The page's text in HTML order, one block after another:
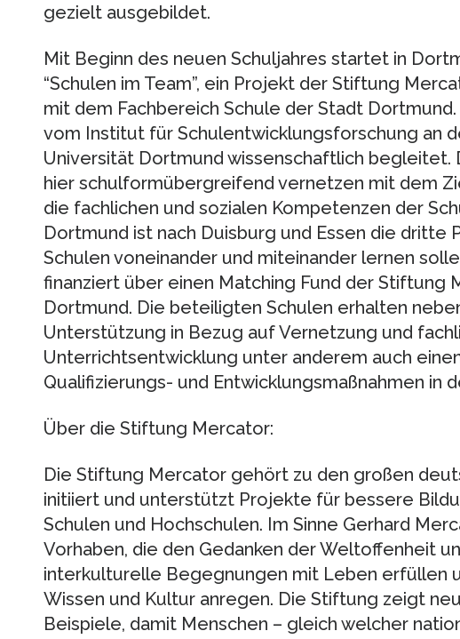
gezielt ausgebildet.
Mit Beginn des neuen Schuljahres startet in
“Schulen im Team”, ein Projekt der Stiftung
mit dem Fachbereich Schule der Stadt Dortmund.
vom Institut für Schulentwicklungsforschung an
Universität Dortmund wissenschaftlich begleitet.
hier schulformübergreifend vernetzen mit dem
die fachlichen und sozialen Kompetenzen der
Dortmund ist nach Duisburg und Essen die dritte
Schulen voneinander und miteinander lernen
finanziert über einen Matching Fund der Stiftung
Dortmund. Die beteiligten Schulen erhalten
Unterstützung in Bezug auf Vernetzung und
Unterrichtsentwicklung unter anderem auch
Qualifizierungs- und Entwicklungsmaßnahmen in
Über die Stiftung Mercator:
Die Stiftung Mercator gehört zu den großen
initiiert und unterstützt Projekte für bessere
Schulen und Hochschulen. Im Sinne Gerhard
Vorhaben, die den Gedanken der Weltoffenheit
interkulturelle Begegnungen mit Leben erfüllen
Wissen und Kultur anregen. Die Stiftung zeigt
Beispiele, damit Menschen – gleich welcher